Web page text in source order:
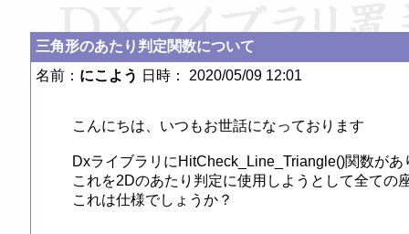
三角形のあたり判定関数について
名前： にこよう 日時： 2020/05/09 12:01
こんにちは、いつもお世話になっております
DxライブラリにHitCheck_Line_Triangle()関数があ
これを2Dのあたり判定に使用しようとして全ての
これは仕様でしょうか？